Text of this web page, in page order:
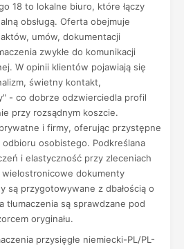
18 to lokalne biuro, które łączy
obsługą. Oferta obejmuje
umów, dokumentacji
zwykłe do komunikacji
W opinii klientów pojawiają się
świetny kontakt,
- co dobrze odzwierciedla profil
przy rozsądnym koszcie.
i firmy, oferując przystępne
osobistego. Podkreślana
i elastyczność przy zleceniach
dokumenty
są przygotowywane z dbałością o
tłumaczenia są sprawdzane pod
oryginału.
przysięgłe niemiecki-PL/PL-